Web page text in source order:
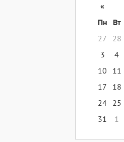
«
Пн
Вт
27
28
3
4
10
11
17
18
24 25
31
1